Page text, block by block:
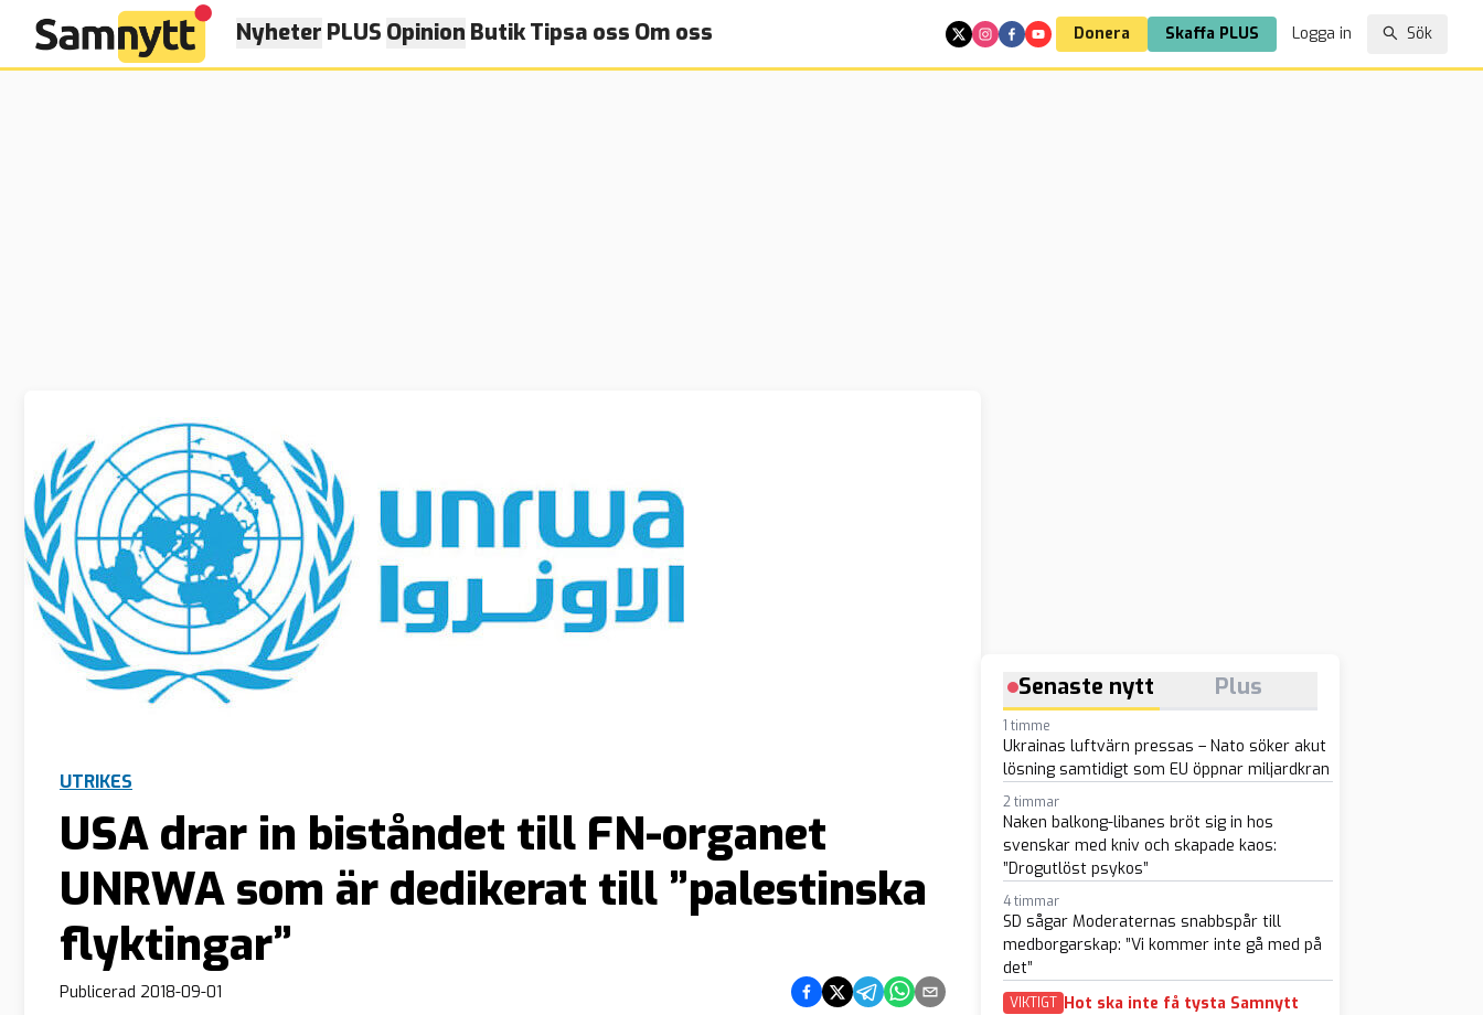
Nyheter PLUS Opinion ButikTipsa oss Om oss Donera Skaffa PLUS Logga in Sök
UTRIKES
USA drar in biståndet till FN-organet
UNRWA som är dedikerat till ”palestinska
flyktingar”
Publicerad 2018-09-01 Dela på Facebook
Dela på Twitter
Dela på Telegram
Dela på Whatsapp
Dela via e-post
Senaste nytt Plus
1 timme
Ukrainas luftvärn pressas – Nato söker akut
lösning samtidigt som EU öppnar miljardkran
2 timmar
Naken balkong-libanes bröt sig in hos
svenskar med kniv och skapade kaos:
”Drogutlöst psykos”
4 timmar
SD sågar Moderaternas snabbspår till
medborgarskap: ”Vi kommer inte gå med på
det”
VIKTIGT Hot ska inte få tysta Samnytt